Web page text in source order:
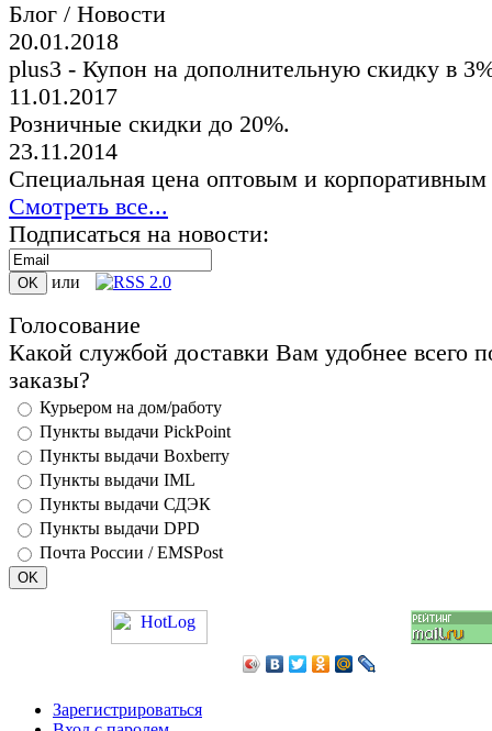
Блог / Новости
20.01.2018
plus3 - Купон на дополнительную скидку в
11.01.2017
Розничные скидки до 20%.
23.11.2014
Специальная цена оптовым и
Смотреть все...
Подписаться на новости:
или
Голосование
Какой службой доставки Вам удобнее всего
заказы?
Курьером на дом/работу
Пункты выдачи PickPoint
Пункты выдачи Boxberry
Пункты выдачи IML
Пункты выдачи СДЭК
Пункты выдачи DPD
Почта России / EMSPost
Зарегистрироваться